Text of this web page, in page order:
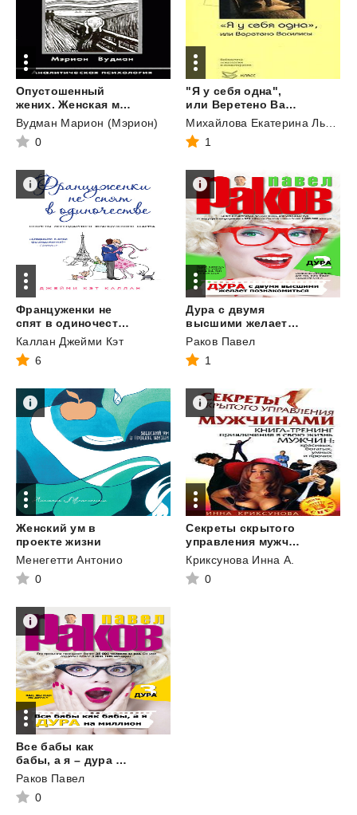
Опустошенный
жених. Женская маскулинность. Аналитическая психология
Вудман Марион (Мэрион)
0
"Я у себя одна",
или Веретено Василисы
1
Француженки не
спят в одиночестве
Каллан Джейми Кэт
6
Дура с двумя
высшими желает познакомиться
Раков Павел
1
Женский ум в
проекте жизни
Менегетти Антонио
0
Секреты скрытого
управления мужчинами
Криксунова Инна А.
0
Все бабы как
бабы, а я – дура на миллион
Раков Павел
0